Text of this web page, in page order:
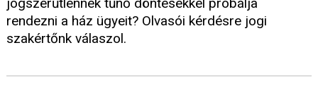
rendezni a ház ügyeit? Olvasói kérdésre jogi
szakértőnk válaszol.